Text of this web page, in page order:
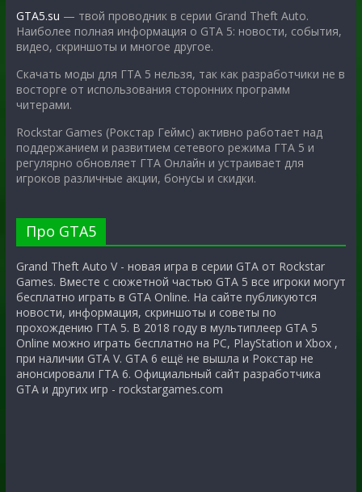
GTA5.su — твой проводник в серии Grand Theft Auto.
Наиболее полная информация о GTA 5: новости, события,
видео, скриншоты и многое другое.
Скачать моды для ГТА 5 нельзя, так как разработчики не в
восторге от использования сторонних программ
читерами.
Rockstar Games (Рокстар Геймс) активно работает над
поддержанием и развитием сетевого режима ГТА 5 и
регулярно обновляет ГТА Онлайн и устраивает для
игроков различные акции, бонусы и скидки.
Про GTA5
Grand Theft Auto V - новая игра в серии GTA от Rockstar
Games. Вместе с сюжетной частью GTA 5 все игроки могут
бесплатно играть в GTA Online. На сайте публикуются
новости, информация, скриншоты и советы по
прохождению ГТА 5. В 2018 году в мультиплеер GTA 5
Online можно играть бесплатно на PC, PlayStation и Xbox ,
при наличии GTA V. GTA 6 ещё не вышла и Рокстар не
анонсировали ГТА 6. Официальный сайт разработчика
GTA и других игр - rockstargames.com